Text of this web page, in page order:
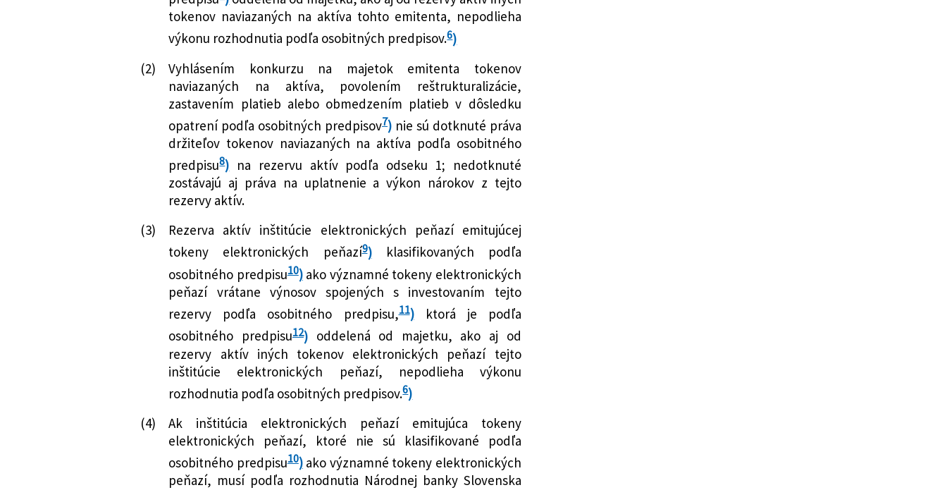
tokenov naviazaných na aktíva tohto emitenta, nepodlieha
výkonu rozhodnutia podľa osobitných predpisov.6)
(2)
Vyhlásením konkurzu na majetok emitenta tokenov
naviazaných na aktíva, povolením reštrukturalizácie,
zastavením platieb alebo obmedzením platieb v dôsledku
opatrení podľa osobitných predpisov7) nie sú dotknuté práva
držiteľov tokenov naviazaných na aktíva podľa osobitného
predpisu8) na rezervu aktív podľa odseku 1; nedotknuté
zostávajú aj práva na uplatnenie a výkon nárokov z tejto
rezervy aktív.
(3)
Rezerva aktív inštitúcie elektronických peňazí emitujúcej
tokeny elektronických peňazí9)klasifikovaných podľa
osobitného predpisu10)ako významné tokeny elektronických
peňazí vrátane výnosov spojených s investovaním tejto
rezervy podľa osobitného predpisu,11)ktorá je podľa
osobitného predpisu12) oddelená od majetku, ako aj od
rezervy aktív iných tokenov elektronických peňazí tejto
inštitúcie elektronických peňazí, nepodlieha výkonu
rozhodnutia podľa osobitných predpisov.6)
(4)
Ak inštitúcia elektronických peňazí emitujúca tokeny
elektronických peňazí, ktoré nie sú klasifikované podľa
osobitného predpisu10)ako významné tokeny elektronických
peňazí, musí podľa rozhodnutia Národnej banky Slovenska